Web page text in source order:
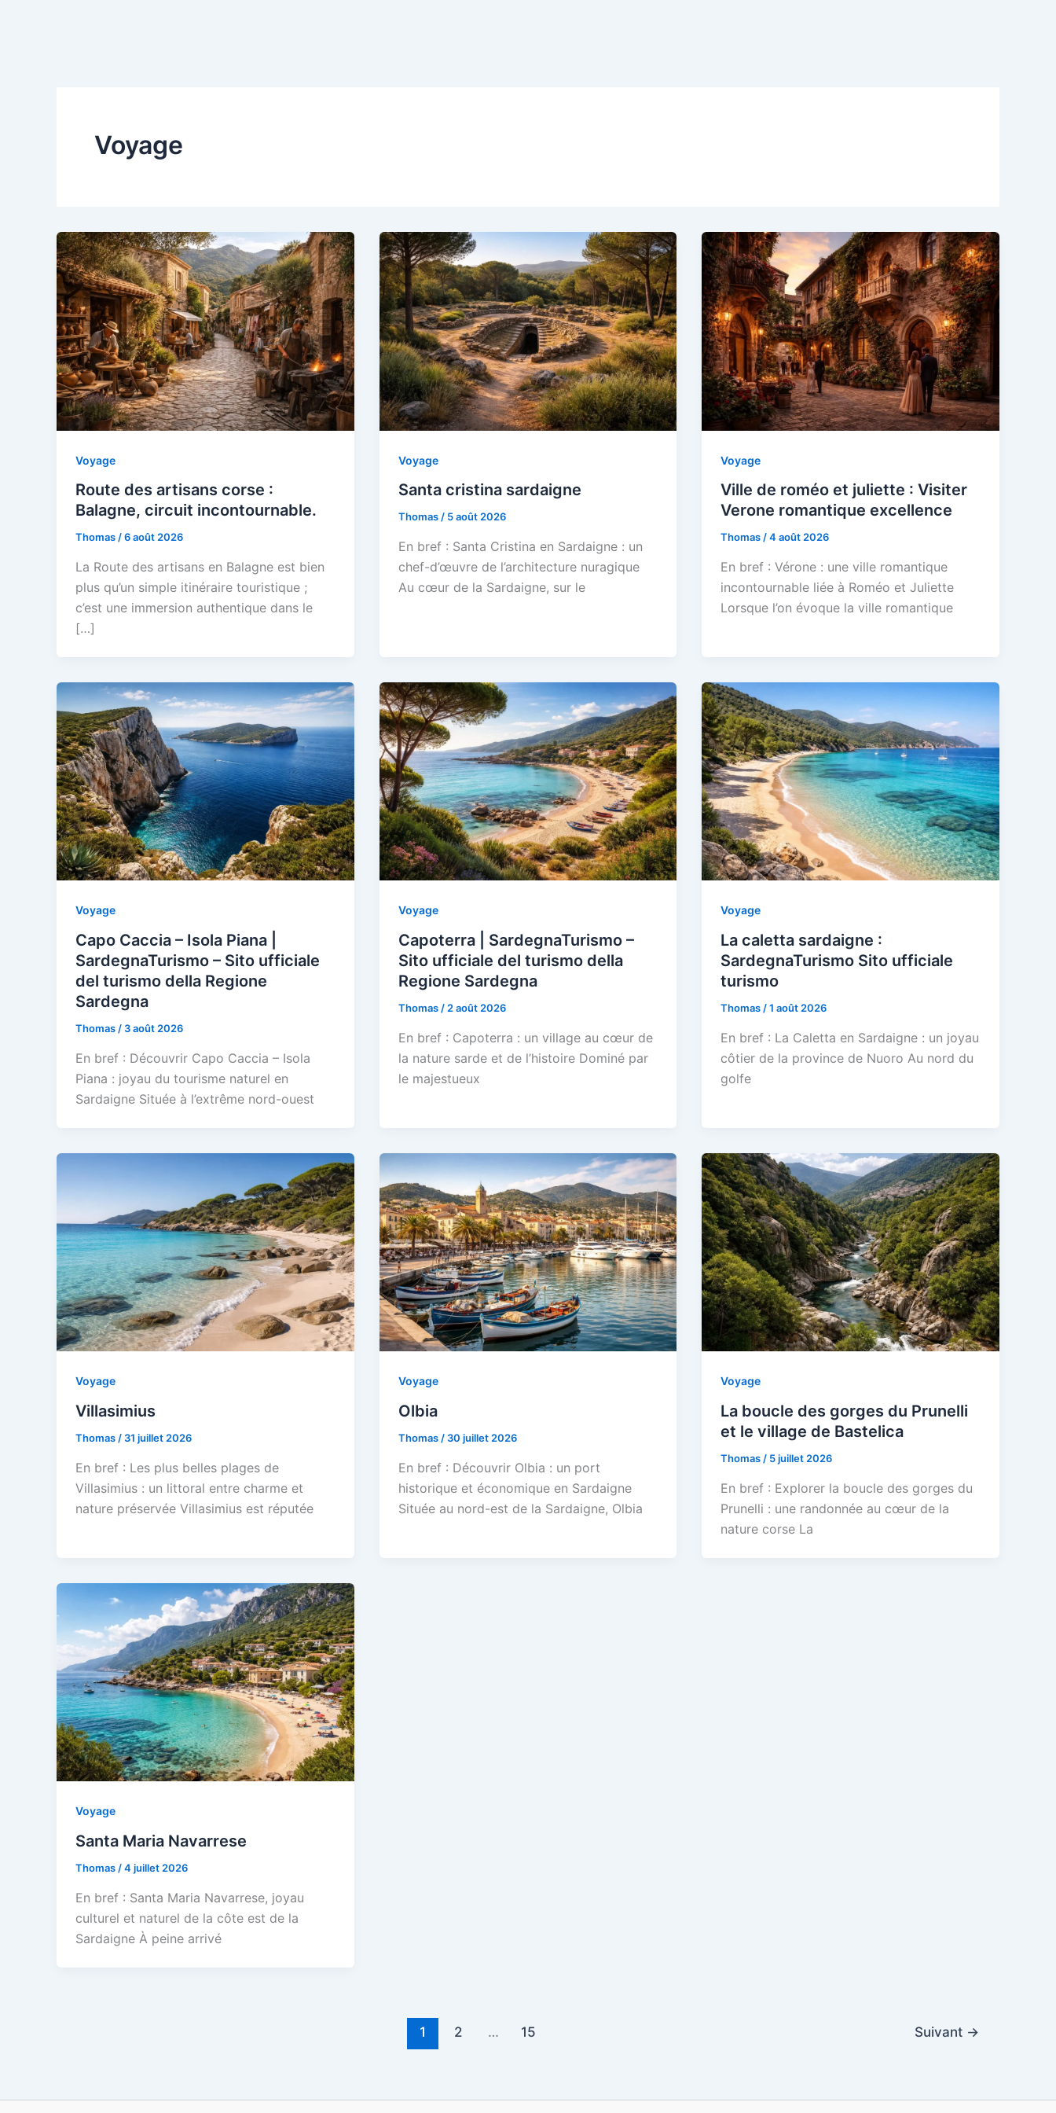
Voyage
Voyage
Route des artisans corse :
Balagne, circuit incontournable.
Thomas/6 août 2026
La Route des artisans en Balagne est bien
plus qu’un simple itinéraire touristique ;
c’est une immersion authentique dans le
[…]
Voyage
Santa cristina sardaigne
Thomas/ 5 août 2026
En bref : Santa Cristina en Sardaigne : un
chef-d’œuvre de l’architecture nuragique
Au cœur de la Sardaigne, sur le
Voyage
Ville de roméo et juliette : Visiter
Verone romantique excellence
Thomas/4 août 2026
En bref : Vérone : une ville romantique
incontournable liée à Roméo et Juliette
Lorsque l’on évoque la ville romantique
Voyage
Capo Caccia – Isola Piana |
SardegnaTurismo – Sito ufficiale
del turismo della Regione
Sardegna
Thomas/ 3 août 2026
En bref : Découvrir Capo Caccia – Isola
Piana : joyau du tourisme naturel en
Sardaigne Située à l’extrême nord-ouest
Voyage
Capoterra | SardegnaTurismo –
Sito ufficiale del turismo della
Regione Sardegna
Thomas/2 août 2026
En bref : Capoterra : un village au cœur de
la nature sarde et de l’histoire Dominé par
le majestueux
Voyage
La caletta sardaigne :
SardegnaTurismo Sito ufficiale
turismo
Thomas/1 août 2026
En bref : La Caletta en Sardaigne : un joyau
côtier de la province de Nuoro Au nord du
golfe
Voyage
Villasimius
Thomas / 31 juillet 2026
En bref : Les plus belles plages de
Villasimius : un littoral entre charme et
nature préservée Villasimius est réputée
Voyage
Olbia
Thomas / 30 juillet 2026
En bref : Découvrir Olbia : un port
historique et économique en Sardaigne
Située au nord-est de la Sardaigne, Olbia
Voyage
La boucle des gorges du Prunelli
et le village de Bastelica
Thomas / 5 juillet 2026
En bref : Explorer la boucle des gorges du
Prunelli : une randonnée au cœur de la
nature corse La
Voyage
Santa Maria Navarrese
Thomas /4 juillet 2026
En bref : Santa Maria Navarrese, joyau
culturel et naturel de la côte est de la
Sardaigne À peine arrivé
1 2 … 15 Suivant →